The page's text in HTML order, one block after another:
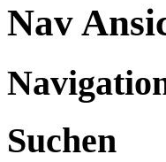
Nav
Suchen